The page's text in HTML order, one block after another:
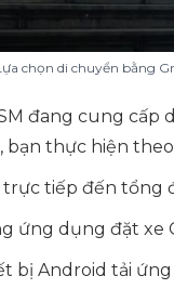
chọn di chuyển bằng
đang cung cấp
bạn thực hiện
trực tiếp đến tổng
ứng dụng đặt xe
bị Android tải